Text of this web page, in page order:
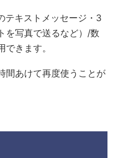
テキストメッセージ・3
を写真で送るなど）/数
きます。
間あけて再度使うことが